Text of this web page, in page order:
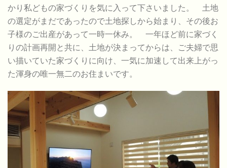
かり私どもの家づくりを気に入って下さいました。 土地
の選定がまだであったので土地探しから始まり、その後お
子様のご出産があって一時一休み。 一年ほど前に家づく
りの計画再開と共に、土地が決まってからは、ご夫婦で思
い描いていた家づくりに向け、一気に加速して出来上がっ
た渾身の唯一無二のお住まいです。